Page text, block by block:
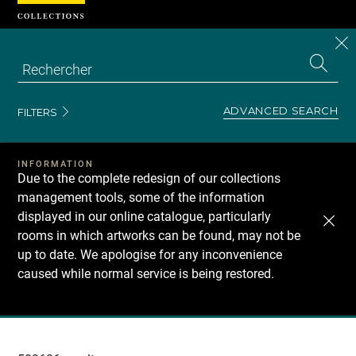
FILTERS ADVANCED SEARCH
INFORMATION
Due to the complete redesign of our collections
management tools, some of the information
displayed in our online catalogue, particularly
rooms in which artworks can be found, may not be
up to date. We apologise for any inconvenience
caused while normal service is being restored.
Recherche
Cookies management panel